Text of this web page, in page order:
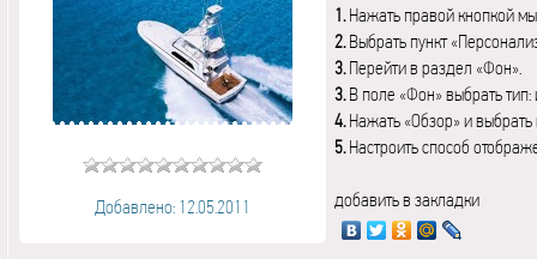
Добавлено: 12.05.2011
1.Нажать правой кнопкой
2.Выбрать пункт
3.Перейти в раздел «Фон».
3.В поле «Фон» выбрать
4.Нажать «Обзор» и выбрать
5.Настроить способ
добавить в закладки